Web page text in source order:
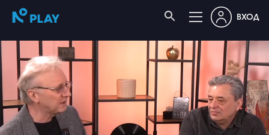
ВХОД